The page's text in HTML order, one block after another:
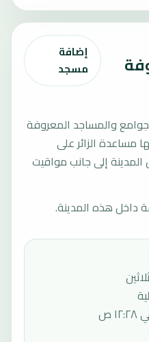
إضافة
مسجد
والمساجد المعروفة
مساعدة الزائر على
إلى جانب مواقيت